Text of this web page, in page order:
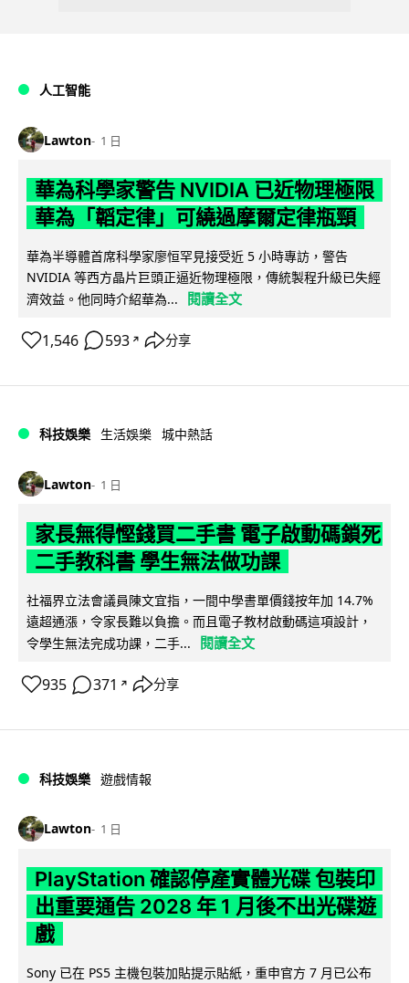
人工智能
Lawton 1 日
華為科學家警告 NVIDIA 已近物理極限
華為「韜定律」可繞過摩爾定律瓶頸
華為半導體首席科學家廖恒罕見接受近 5 小時專訪，警告
NVIDIA 等西方晶片巨頭正逼近物理極限，傳統製程升級已失經
濟效益。他同時介紹華為...
閱讀全文
1,546 593 ↗ 分享
科技娛樂 生活娛樂 城中熱話
Lawton 1 日
家長無得慳錢買二手書 電子啟動碼鎖死
二手教科書 學生無法做功課
社福界立法會議員陳文宜指，一間中學書單價錢按年加 14.7%
遠超通漲，令家長難以負擔。而且電子教材啟動碼這項設計，
令學生無法完成功課，二手...
閱讀全文
935 371 ↗ 分享
科技娛樂 遊戲情報
Lawton 1 日
PlayStation 確認停產實體光碟 包裝印
出重要通告 2028 年 1 月後不出光碟遊
戲
Sony 已在 PS5 主機包裝加貼提示貼紙，重申官方 7 月已公布